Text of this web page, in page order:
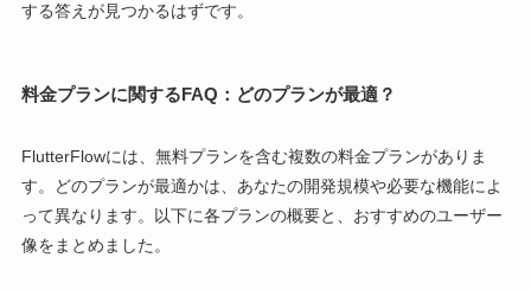
する答えが見つかるはずです。
料金プランに関するFAQ：どのプランが最適？
FlutterFlowには、無料プランを含む複数の料金プランがありま
す。どのプランが最適かは、あなたの開発規模や必要な機能によ
って異なります。以下に各プランの概要と、おすすめのユーザー
像をまとめました。